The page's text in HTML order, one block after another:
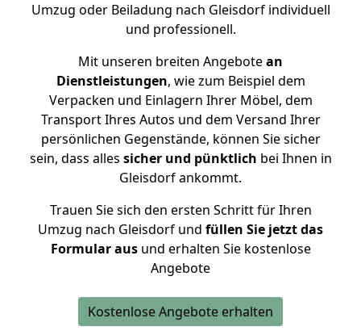
Umzug oder Beiladung nach Gleisdorf individuell
und professionell.
Mit unseren breiten Angebotean
Dienstleistungen, wie zum Beispiel dem
Verpacken und Einlagern Ihrer Möbel, dem
Transport Ihres Autos und dem Versand Ihrer
persönlichen Gegenstände, können Sie sicher
sein, dass alles sicher und pünktlich bei Ihnen in
Gleisdorf ankommt.
Trauen Sie sich den ersten Schritt für Ihren
Umzug nach Gleisdorf und füllen Sie jetzt das
Formular ausund erhalten Sie kostenlose
Angebote
Kostenlose Angebote erhalten